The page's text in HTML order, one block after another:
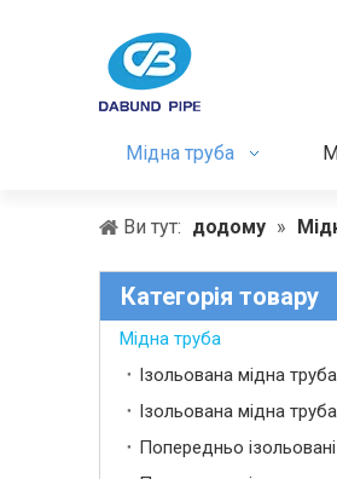
Мідна труба
Ви тут: додому »
Категорія товару
Мідна труба
Ізольована мідна труба
Ізольована мідна труба